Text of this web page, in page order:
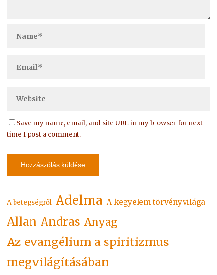
Save my name, email, and site URL in my browser for next
time I post a comment.
A betegségről Adelma A kegyelem törvényvilága
Allan Andras Anyag
Az evangélium a spiritizmus
megvilágításában